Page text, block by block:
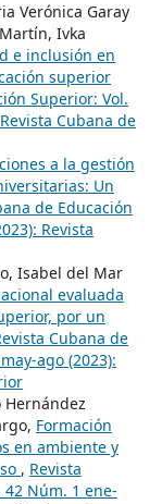
Verónica Garay
Ivka
e inclusión en
superior
Superior: Vol.
Cubana de
a la gestión
Un
de Educación
Revista
Isabel del Mar
evaluada
por un
Cubana de
ago (2023):
Hernández
Formación
en ambiente y
, Revista
Núm. 1 ene-